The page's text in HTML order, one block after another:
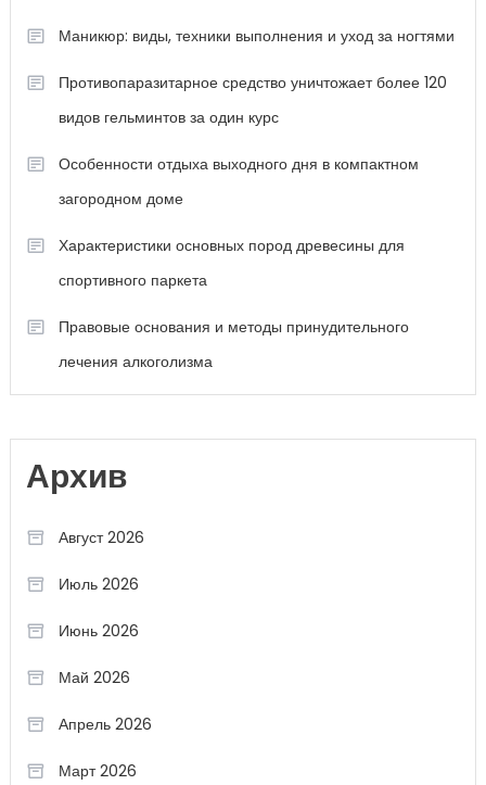
Маникюр: виды, техники выполнения и уход за ногтями
Противопаразитарное средство уничтожает более 120
видов гельминтов за один курс
Особенности отдыха выходного дня в компактном
загородном доме
Характеристики основных пород древесины для
спортивного паркета
Правовые основания и методы принудительного
лечения алкоголизма
Архив
Август 2026
Июль 2026
Июнь 2026
Май 2026
Апрель 2026
Март 2026